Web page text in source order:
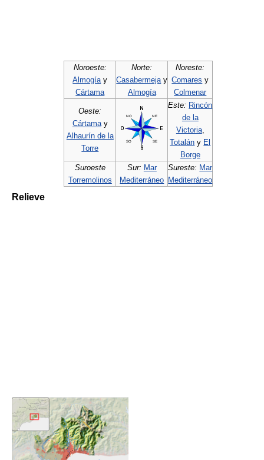
Noroeste:
Almogía y
Cártama
Norte:
Casabermeja y
Almogía
Noreste:
Comares y
Colmenar
Oeste:
Cártamay
Alhaurín de la
Torre
Este: Rincón
de la
Victoria,
Totalán y El
Borge
Suroeste
Torremolinos
Sur: Mar
Mediterráneo
Sureste: Mar
Mediterráneo
Relieve